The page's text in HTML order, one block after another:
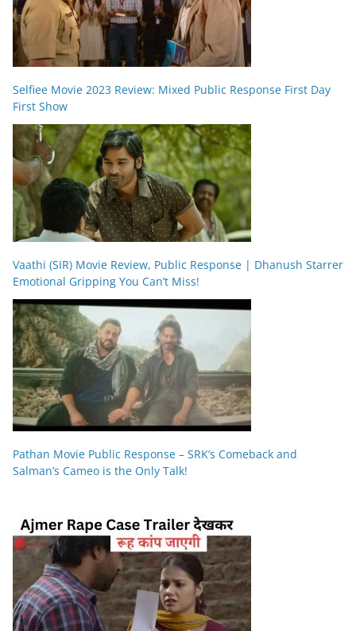
Selfiee Movie 2023 Review: Mixed Public Response First Day
First Show
Vaathi (SIR) Movie Review, Public Response | Dhanush Starrer
Emotional Gripping You Can’t Miss!
Pathan Movie Public Response – SRK’s Comeback and
Salman’s Cameo is the Only Talk!